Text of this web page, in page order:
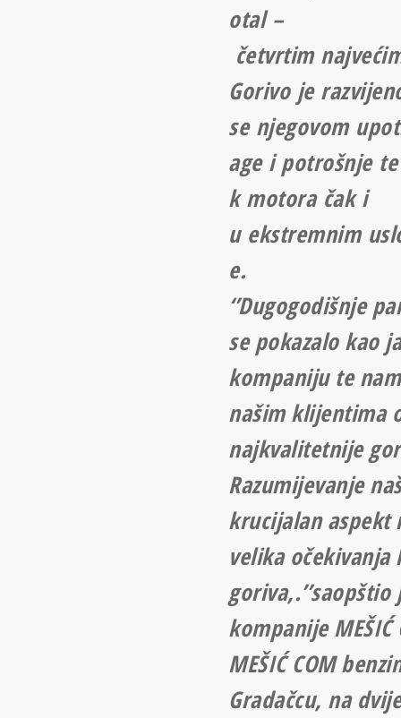
otal –
četvrtim
Gorivo je
se njegovom
age i potrošnje
k motora čak i
u ekstremnim
e.
‘’Dugogodišnje
se pokazalo kao
kompaniju te
našim klijentima
najkvalitetnije
Razumijevanje
krucijalan aspekt
velika očekivanja
kompanije MEŠIĆ
MEŠIĆ COM
Gradačcu, na